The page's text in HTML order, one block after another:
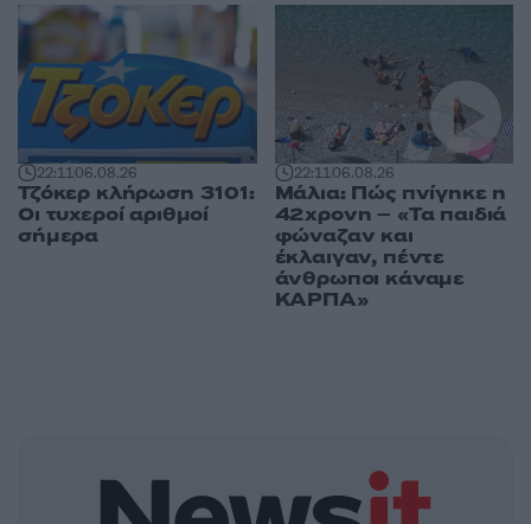
22:1106.08.26
Τζόκερ κλήρωση 3101:
Οι τυχεροί αριθμοί
σήμερα
22:1106.08.26
Μάλια: Πώς πνίγηκε η
42χρονη – «Τα παιδιά
φώναζαν και
έκλαιγαν, πέντε
άνθρωποι κάναμε
ΚΑΡΠΑ»